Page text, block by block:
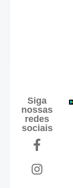
Siga
nossas
redes
sociais